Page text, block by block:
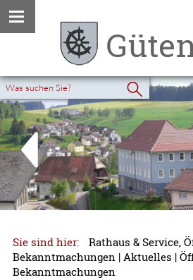
Sie sind hier:
Rathaus & Service,
Bekanntmachungen|Aktuelles |
Bekanntmachungen